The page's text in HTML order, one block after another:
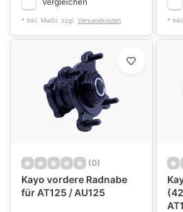
* Inkl. MwSt. zzgl. Versandkosten *
(0)
Kayo vordere Radnabe
für AT125 / AU125